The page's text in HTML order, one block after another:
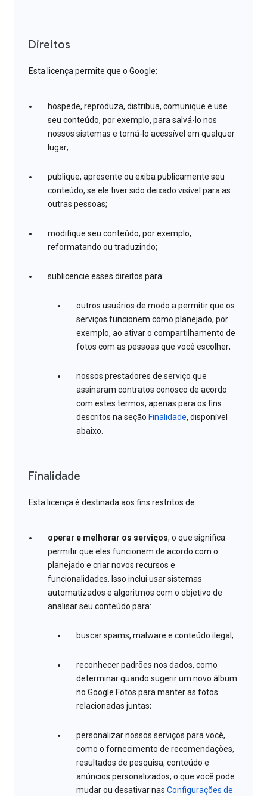
Direitos
Esta licença permite que o Google:
hospede, reproduza, distribua, comunique e use
seu conteúdo, por exemplo, para salvá-lo nos
nossos sistemas e torná-lo acessível em qualquer
lugar;
publique, apresente ou exiba publicamente seu
conteúdo, se ele tiver sido deixado visível para as
outras pessoas;
modifique seu conteúdo, por exemplo,
reformatando ou traduzindo;
sublicencie esses direitos para:
outros usuários de modo a permitir que os
serviços funcionem como planejado, por
exemplo, ao ativar o compartilhamento de
fotos com as pessoas que você escolher;
nossos prestadores de serviço que
assinaram contratos conosco de acordo
com estes termos, apenas para os fins
descritos na seção Finalidade, disponível
abaixo.
Finalidade
Esta licença é destinada aos fins restritos de:
operar e melhorar os serviços, o que significa
permitir que eles funcionem de acordo com o
planejado e criar novos recursos e
funcionalidades. Isso inclui usar sistemas
automatizados e algoritmos com o objetivo de
analisar seu conteúdo para:
buscar spams, malware e conteúdo ilegal;
reconhecer padrões nos dados, como
determinar quando sugerir um novo álbum
no Google Fotos para manter as fotos
relacionadas juntas;
personalizar nossos serviços para você,
como o fornecimento de recomendações,
resultados de pesquisa, conteúdo e
anúncios personalizados, o que você pode
mudar ou desativar nas Configurações de